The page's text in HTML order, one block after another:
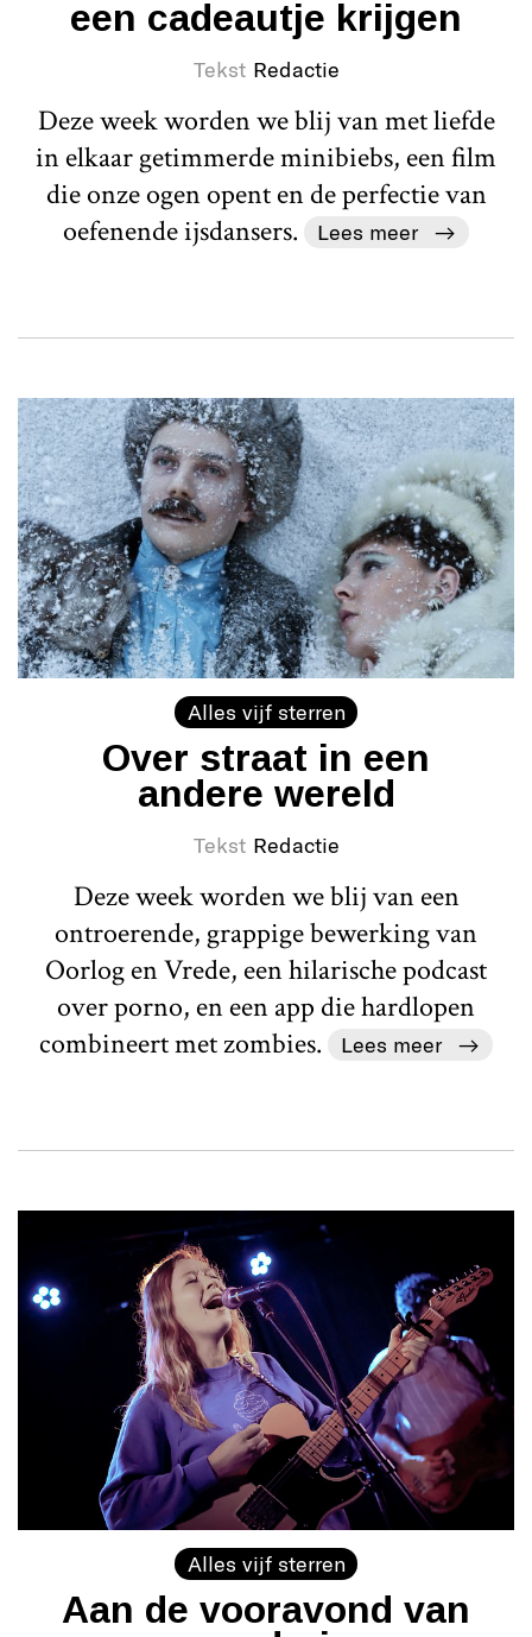
een cadeautje krijgen
Tekst Redactie
Deze week worden we blij van met liefde
in elkaar getimmerde minibiebs, een film
die onze ogen opent en de perfectie van
oefenende ijsdansers.
Lees meer
Alles vijf sterren
Over straat in een
andere wereld
Tekst Redactie
Deze week worden we blij van een
ontroerende, grappige bewerking van
Oorlog en Vrede, een hilarische podcast
over porno, en een app die hardlopen
combineert met zombies.
Lees meer
Alles vijf sterren
Aan de vooravond van